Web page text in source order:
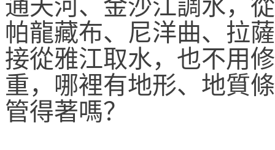
通天河、金沙江調水，
帕龍藏布、尼洋曲、拉
接從雅江取水，也不用
重，哪裡有地形、地質
管得著嗎？